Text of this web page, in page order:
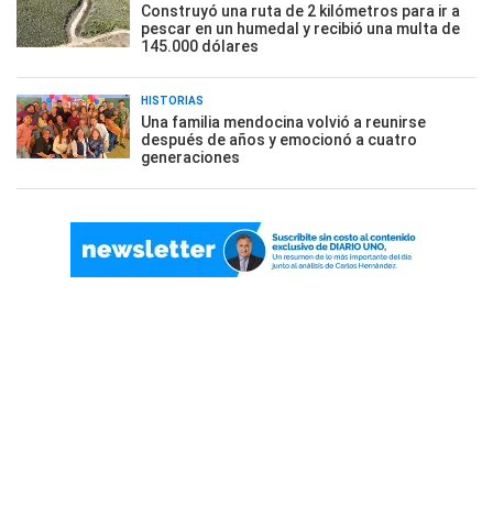
Construyó una ruta de 2 kilómetros para ir a
pescar en un humedal y recibió una multa de
145.000 dólares
HISTORIAS
Una familia mendocina volvió a reunirse
después de años y emocionó a cuatro
generaciones